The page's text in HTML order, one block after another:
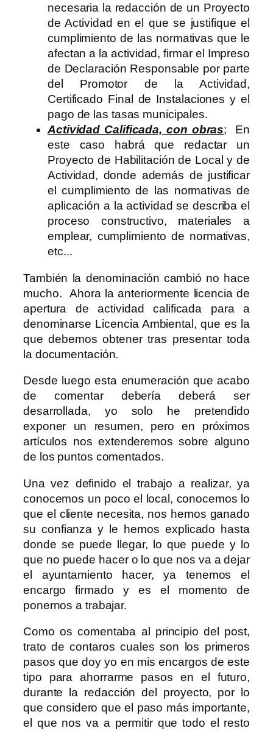
necesaria la redacción de un Proyecto
de Actividad en el que se justifique el
cumplimiento de las normativas que le
afectan a la actividad, firmar el Impreso
de Declaración Responsable por parte
del Promotor de la Actividad,
Certificado Final de Instalaciones y el
pago de las tasas municipales.
Actividad Calificada, con obras; En
este caso habrá que redactar un
Proyecto de Habilitación de Local y de
Actividad, donde además de justificar
el cumplimiento de las normativas de
aplicación a la actividad se describa el
proceso constructivo, materiales a
emplear, cumplimiento de normativas,
etc...
También la denominación cambió no hace
mucho. Ahora la anteriormente licencia de
apertura de actividad calificada para a
denominarse Licencia Ambiental, que es la
que debemos obtener tras presentar toda
la documentación.
Desde luego esta enumeración que acabo
de comentar debería deberá ser
desarrollada, yo solo he pretendido
exponer un resumen, pero en próximos
artículos nos extenderemos sobre alguno
de los puntos comentados.
Una vez definido el trabajo a realizar, ya
conocemos un poco el local, conocemos lo
que el cliente necesita, nos hemos ganado
su confianza y le hemos explicado hasta
donde se puede llegar, lo que puede y lo
que no puede hacer o lo que nos va a dejar
el ayuntamiento hacer, ya tenemos el
encargo firmado y es el momento de
ponernos a trabajar.
Como os comentaba al principio del post,
trato de contaros cuales son los primeros
pasos que doy yo en mis encargos de este
tipo para ahorrarme pasos en el futuro,
durante la redacción del proyecto, por lo
que considero que el paso más importante,
el que nos va a permitir que todo el resto